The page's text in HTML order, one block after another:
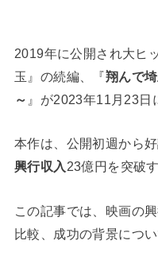
2019年に公開され大ヒ
玉』の続編、『翔んで
～ 』が2023年11月23日
本作は、公開初週から
興行収入 23億円を突破
この記事では、映画の
比較、成功の背景につ